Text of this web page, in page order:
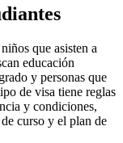
que asisten a
educación
y personas que
de visa tiene reglas
y condiciones,
curso y el plan de